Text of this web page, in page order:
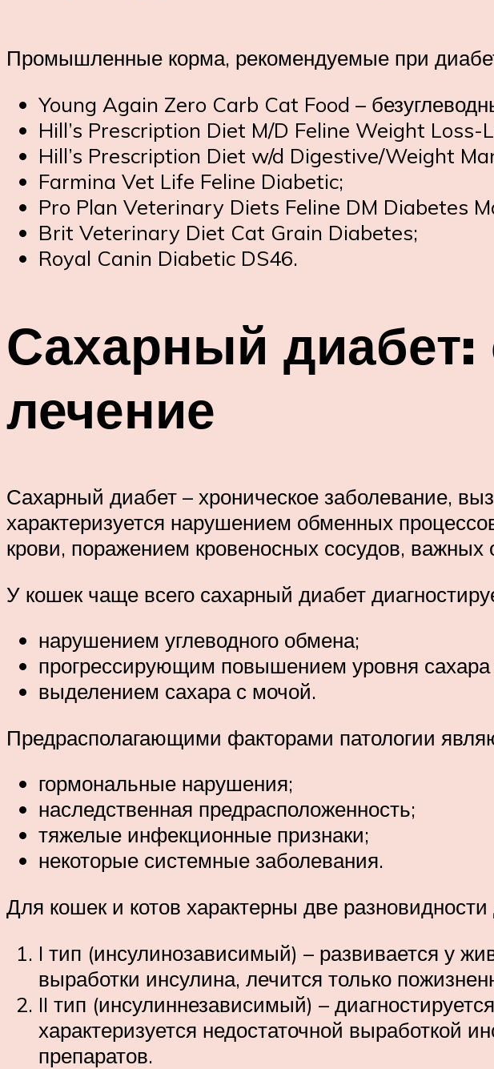
Промышленные корма, рекомендуемые при
Young Again Zero Carb Cat Food –
Hill’s Prescription Diet M/D Feline Weight
Hill’s Prescription Diet w/d Digestive/Weight
Farmina Vet Life Feline Diabetic;
Pro Plan Veterinary Diets Feline DM Diabetes
Brit Veterinary Diet Cat Grain Diabetes;
Royal Canin Diabetic DS46.
Сахарный диабет:
лечение
Сахарный диабет – хроническое заболевание,
характеризуется нарушением обменных
крови, поражением кровеносных сосудов, важных
У кошек чаще всего сахарный диабет
нарушением углеводного обмена;
прогрессирующим повышением уровня сахара
выделением сахара с мочой.
Предрасполагающими факторами патологии
гормональные нарушения;
наследственная предрасположенность;
тяжелые инфекционные признаки;
некоторые системные заболевания.
Для кошек и котов характерны две разновидности
I тип (инсулинозависимый) – развивается у
выработки инсулина, лечится только
II тип (инсулиннезависимый) –
характеризуется недостаточной выработкой
препаратов.